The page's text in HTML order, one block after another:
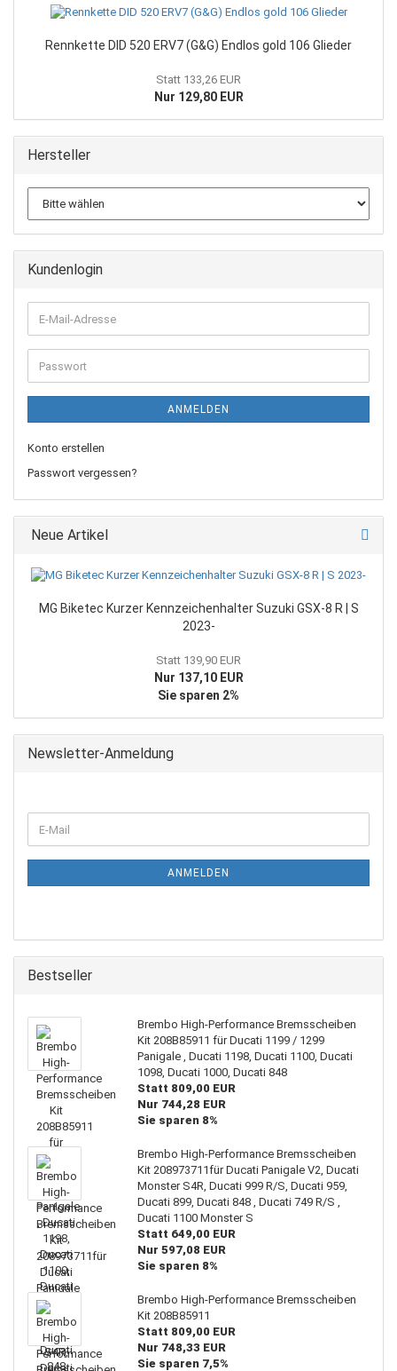
Rennkette DID 520 ERV7 (G&G) Endlos gold 106 Glieder
Statt 133,26 EUR
Nur 129,80 EUR
Hersteller
Kundenlogin
E-
Mail-
Adresse
Passwort
ANMELDEN
Konto erstellen
Passwort vergessen?
Neue Artikel
MG Biketec Kurzer Kennzeichenhalter Suzuki GSX-8 R | S
2023-
Statt 139,90 EUR
Nur 137,10 EUR
Sie sparen 2%
Newsletter-Anmeldung
ZUR
E-
Mail
ANMELDEN
Bestseller
Brembo High-Performance Bremsscheiben
Kit 208B85911 für Ducati 1199 / 1299
Panigale , Ducati 1198, Ducati 1100, Ducati
1098, Ducati 1000, Ducati 848
Statt 809,00 EUR
Nur 744,28 EUR
Sie sparen 8%
Brembo High-Performance Bremsscheiben
Kit 208973711für Ducati Panigale V2, Ducati
Monster S4R, Ducati 999 R/S, Ducati 959,
Ducati 899, Ducati 848 , Ducati 749 R/S ,
Ducati 1100 Monster S
Statt 649,00 EUR
Nur 597,08 EUR
Sie sparen 8%
Brembo High-Performance Bremsscheiben
Kit 208B85911
Statt 809,00 EUR
Nur 748,33 EUR
Sie sparen 7,5%